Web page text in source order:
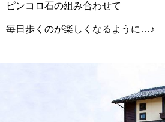
ピンコロ石の組み合わせて
毎日歩くのが楽しくなるように…♪